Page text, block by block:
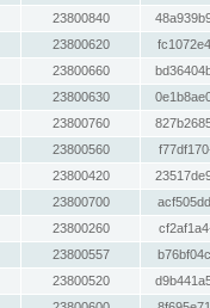
23800840
23800620
23800660
23800630
23800760
23800560
23800420
23800700
23800260
23800557
23800520